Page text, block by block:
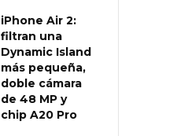
iPhone Air 2:
filtran una
Dynamic Island
más pequeña,
doble cámara
de 48 MP y
chip A20 Pro